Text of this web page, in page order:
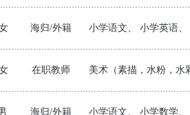
海归/外籍 小学语文、 小学英语、
在职教师 美术（素描，水粉，水
海归/外籍 小学语文、 小学数学、